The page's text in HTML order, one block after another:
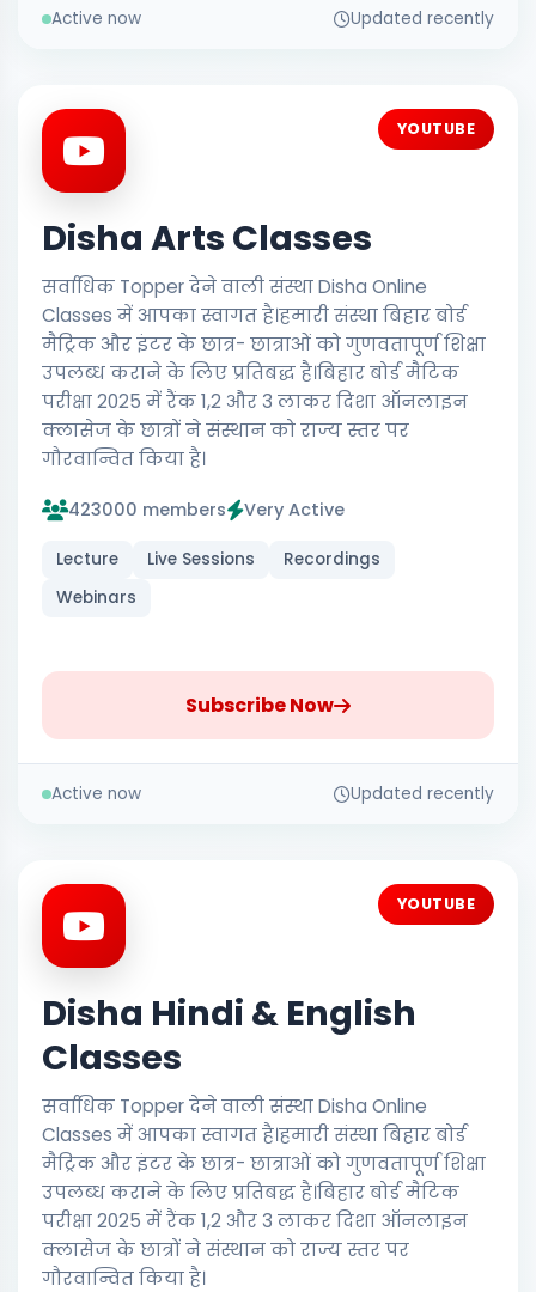
Active now Updated recently
YOUTUBE
Disha Arts Classes
सर्वाधिक Topper देने वाली संस्था Disha Online
Classes में आपका स्वागत है।हमारी संस्था बिहार बोर्ड
मैट्रिक और इंटर के छात्र- छात्राओं को गुणवतापूर्ण शिक्षा
उपलब्ध कराने के लिए प्रतिबद्ध है।बिहार बोर्ड मैटिक
परीक्षा 2025 में रैंक 1,2 और 3 लाकर दिशा ऑनलाइन
क्लासेज के छात्रों ने संस्थान को राज्य स्तर पर
गौरवान्वित किया है।
423000 members Very Active
Lecture Live Sessions
Recordings
Webinars
Subscribe Now
Active now Updated recently
YOUTUBE
Disha Hindi & English
Classes
सर्वाधिक Topper देने वाली संस्था Disha Online
Classes में आपका स्वागत है।हमारी संस्था बिहार बोर्ड
मैट्रिक और इंटर के छात्र- छात्राओं को गुणवतापूर्ण शिक्षा
उपलब्ध कराने के लिए प्रतिबद्ध है।बिहार बोर्ड मैटिक
परीक्षा 2025 में रैंक 1,2 और 3 लाकर दिशा ऑनलाइन
क्लासेज के छात्रों ने संस्थान को राज्य स्तर पर
गौरवान्वित किया है।